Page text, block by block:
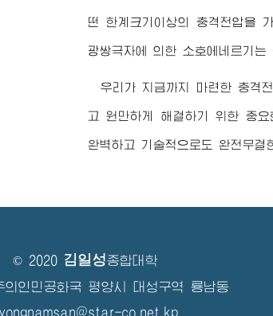
떤 한계크기이상의 충격전압을
광쌍극자에 의한 소호에네르기
우리가 지금까지 마련한 충격
고 원만하게 해결하기 위한 중
완벽하고 기술적으로도 완전무결
© 2020 김일성종합대학
의인민공화국 평양시 대성구역 룡남동
co.net.kp